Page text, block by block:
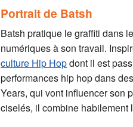
Portrait de Batsh
Batsh pratique le graffiti dans
numériques à son travail.
culture Hip Hopdont il est
performances hip hop dans
Years, qui vont influencer son
ciselés, il combine habilement